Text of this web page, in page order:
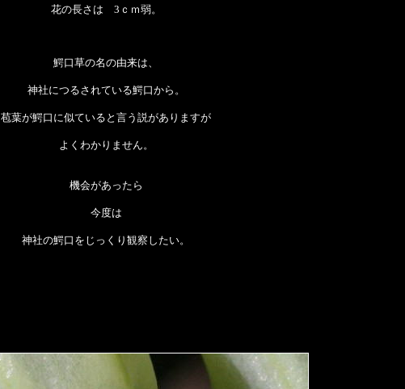
花の長さは 3ｃｍ弱。
鰐口草の名の由来は、
神社につるされている鰐口から。
苞葉が鰐口に似ていると言う説がありますが
よくわかりません。
機会があったら
今度は
神社の鰐口をじっくり観察したい。